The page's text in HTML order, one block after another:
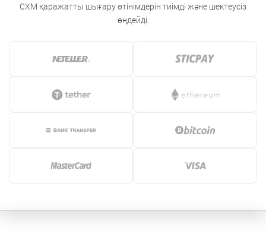
CXM қаражатты шығару өтінімдерін тиімді және шектеусіз
өңдейді.